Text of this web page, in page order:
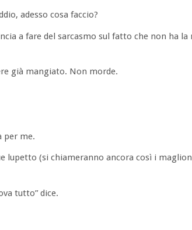
adesso cosa faccio?
a fare del sarcasmo sul fatto che non ha
già mangiato. Non morde.
per me.
lupetto (si chiameranno ancora così i
tutto” dice.